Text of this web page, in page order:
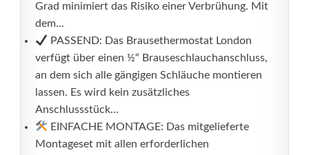
Grad minimiert das Risiko einer Verbrühung. Mit
dem...
PASSEND: Das Brausethermostat London
verfügt über einen ½“ Brauseschlauchanschluss,
an dem sich alle gängigen Schläuche montieren
lassen. Es wird kein zusätzliches
Anschlussstück...
EINFACHE MONTAGE: Das mitgelieferte
Montageset mit allen erforderlichen